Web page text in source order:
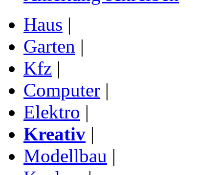
Haus |
Garten |
Kfz |
Computer |
Elektro |
Kreativ |
Modellbau |